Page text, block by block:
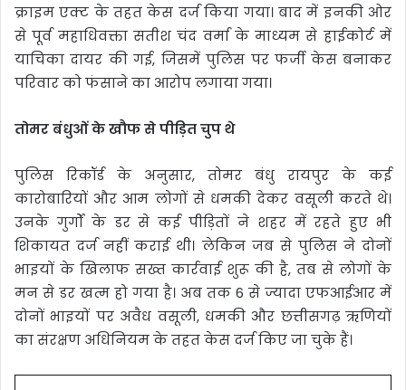
क्राइम एक्ट के तहत केस दर्ज किया गया। बाद में इनकी ओर
से पूर्व महाधिवक्ता सतीश चंद वर्मा के माध्यम से हाईकोर्ट में
याचिका दायर की गई, जिसमें पुलिस पर फर्जी केस बनाकर
परिवार को फंसाने का आरोप लगाया गया।
तोमर बंधुओं के खौफ से पीड़ित चुप थे
पुलिस रिकॉर्ड के अनुसार, तोमर बंधु रायपुर के कई
कारोबारियों और आम लोगों से धमकी देकर वसूली करते थे।
उनके गुर्गों के डर से कई पीड़ितों ने शहर में रहते हुए भी
शिकायत दर्ज नहीं कराई थी। लेकिन जब से पुलिस ने दोनों
भाइयों के खिलाफ सख्त कार्रवाई शुरू की है, तब से लोगों के
मन से डर खत्म हो गया है। अब तक 6 से ज्यादा एफआईआर में
दोनों भाइयों पर अवैध वसूली, धमकी और छत्तीसगढ़ ऋणियों
का संरक्षण अधिनियम के तहत केस दर्ज किए जा चुके हैं।